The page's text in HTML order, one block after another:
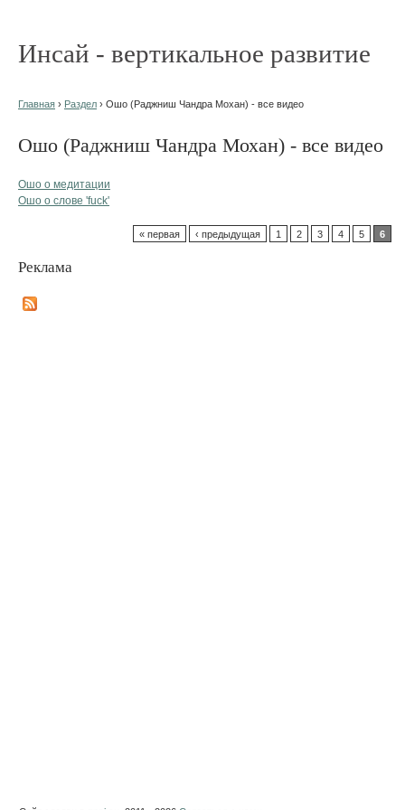
Инсай - вертикальное развитие
Главная › Раздел › Ошо (Раджниш Чандра Мохан) - все видео
Ошо (Раджниш Чандра Мохан) - все видео
Ошо о медитации
Ошо о слове 'fuck'
« первая ‹ предыдущая 1 2 3 4 5 6
Реклама